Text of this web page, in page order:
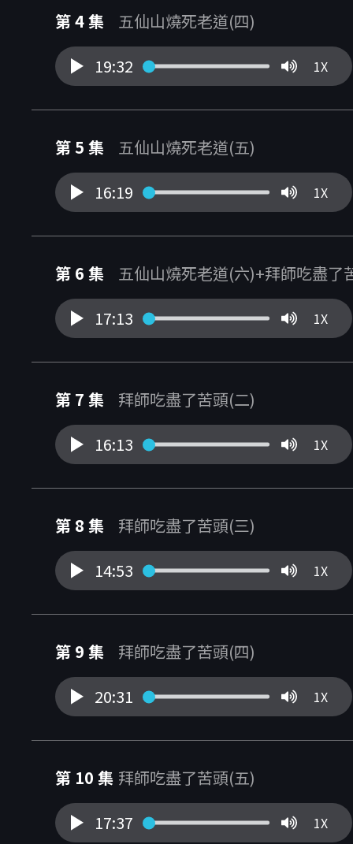
第 4 集
五仙山燒死老道(四)
19:32
1X
第 5 集
五仙山燒死老道(五)
16:19
1X
第 6 集
五仙山燒死老道(六)+拜師吃盡了
17:13
1X
第 7 集
拜師吃盡了苦頭(二)
16:13
1X
第 8 集
拜師吃盡了苦頭(三)
14:53
1X
第 9 集
拜師吃盡了苦頭(四)
20:31
1X
第 10 集 拜師吃盡了苦頭(五)
17:37
1X